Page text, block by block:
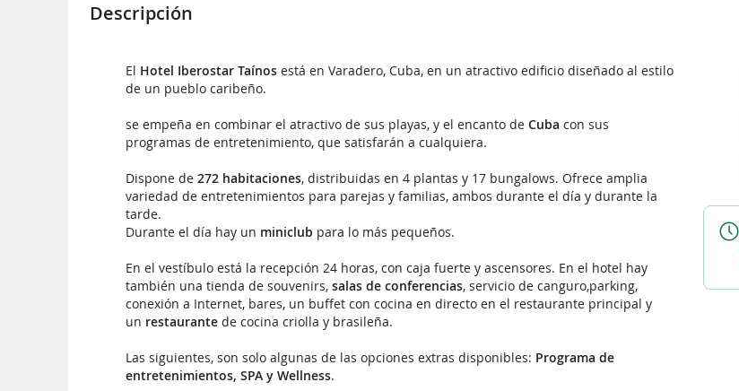
Descripción
El Hotel Iberostar Taínos está en Varadero, Cuba, en un atractivo edificio diseñado al estilo
de un pueblo caribeño.
se empeña en combinar el atractivo de sus playas, y el encanto de Cuba con sus
programas de entretenimiento, que satisfarán a cualquiera.
Dispone de 272 habitaciones, distribuidas en 4 plantas y 17 bungalows. Ofrece amplia
variedad de entretenimientos para parejas y familias, ambos durante el día y durante la
tarde.
Durante el día hay un miniclub para lo más pequeños.
En el vestíbulo está la recepción 24 horas, con caja fuerte y ascensores. En el hotel hay
también una tienda de souvenirs, salas de conferencias, servicio de canguro,parking,
conexión a Internet, bares, un buffet con cocina en directo en el restaurante principal y
un restaurante de cocina criolla y brasileña.
Las siguientes, son solo algunas de las opciones extras disponibles: Programa de
entretenimientos, SPA y Wellness.